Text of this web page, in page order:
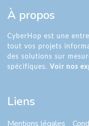
À propos
CyberHop est une
tout vos projets
des solutions sur
spécifiques. Voir nos
Liens
Mentions légales